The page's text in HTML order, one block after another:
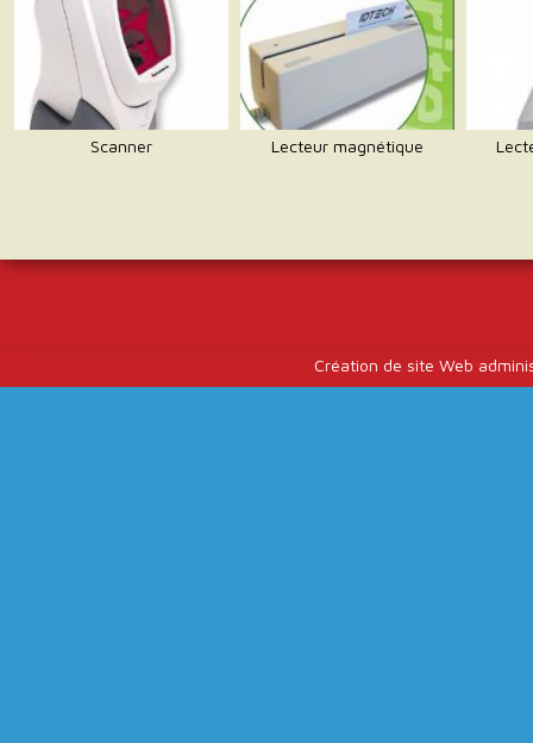
Scanner Lecteur magnétique
Création de site Web